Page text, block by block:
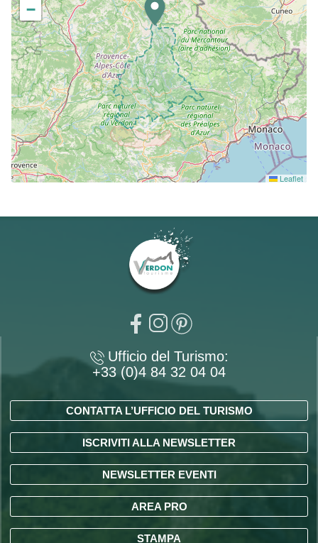
−
Leaflet
Ufficio del Turismo:
+33 (0)4 84 32 04 04
CONTATTA L’UFFICIO DEL TURISMO
ISCRIVITI ALLA NEWSLETTER
NEWSLETTER EVENTI
AREA PRO
STAMPA